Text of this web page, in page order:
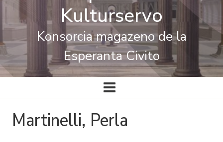
Kulturservo
Konsorcia magazeno de la
Esperanta Civito
Ĉefa
navigado
Martinelli, Perla